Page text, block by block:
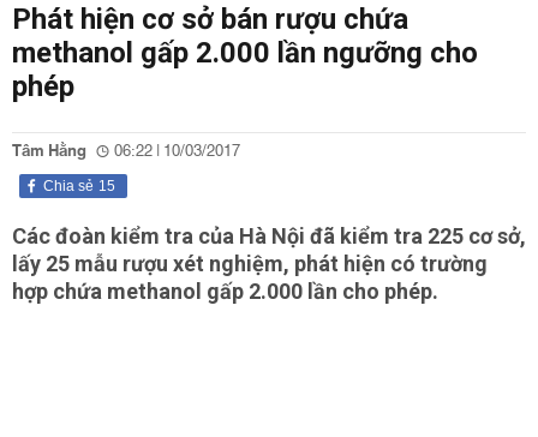
Phát hiện cơ sở bán rượu chứa
methanol gấp 2.000 lần ngưỡng cho
phép
Tâm Hằng 06:22 | 10/03/2017
15
Chia sẻ
Các đoàn kiểm tra của Hà Nội đã kiểm tra 225 cơ sở,
lấy 25 mẫu rượu xét nghiệm, phát hiện có trường
hợp chứa methanol gấp 2.000 lần cho phép.